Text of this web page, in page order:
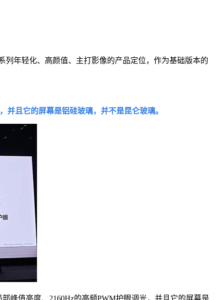
列年轻化、高颜值、主打影像的产品定位，作为基础版本的
并且它的屏幕是铝硅玻璃，并不是昆仑玻璃。
峰值亮度、2160Hz的高频PWM护眼调光，并且它的屏幕是